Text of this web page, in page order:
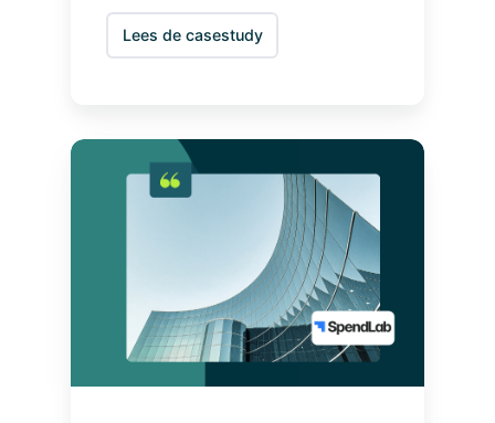
Lees de casestudy
S